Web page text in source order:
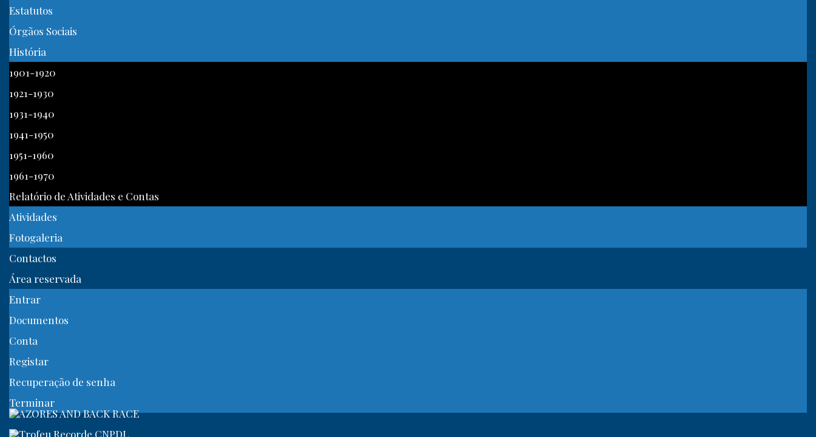
Estatutos
Órgãos Sociais
História
1901-1920
1921-1930
1931-1940
1941-1950
1951-1960
1961-1970
Relatório de Atividades e Contas
Atividades
Fotogaleria
Contactos
Área reservada
Entrar
Documentos
Conta
Registar
Recuperação de senha
Terminar